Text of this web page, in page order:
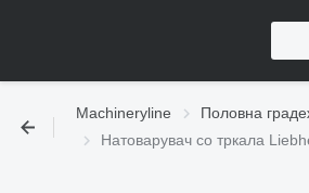
Machineryline Половна
Натоварувач со тркала